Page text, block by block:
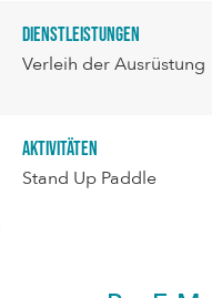
Dienstleistungen
Verleih der Ausrüstung
Aktivitäten
Stand Up Paddle